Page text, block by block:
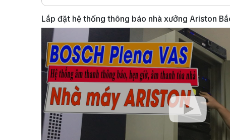
Lắp đặt hệ thống thông báo nhà xưởng Ariston